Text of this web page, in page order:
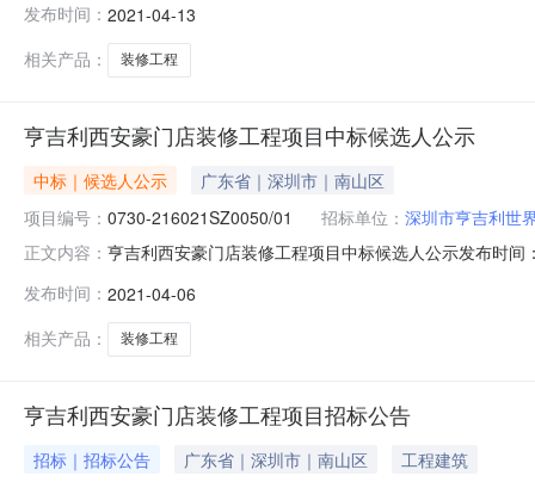
将中标人的中标情况公布如下：招标编号：0730-
7,681,518.00
发布时间： 2021-04-13
相关产品：
装修工程
亨吉利西安豪门店装修工程项目中标候选人公示
中标｜候选人公示
广东省｜深圳市｜南山区
项目编号： 0730-216021SZ0050/01 招标单位： 深圳市亨吉利世
正文内容： 亨吉利西安豪门店装修工程项目中标候选人公示发布时
标信息：第一中标候选人：上海天德建设（集团）有限
发布时间： 2021-04-06
相关产品：
装修工程
亨吉利西安豪门店装修工程项目招标公告
招标｜招标公告 广东省｜深圳市｜南山区
工程建筑